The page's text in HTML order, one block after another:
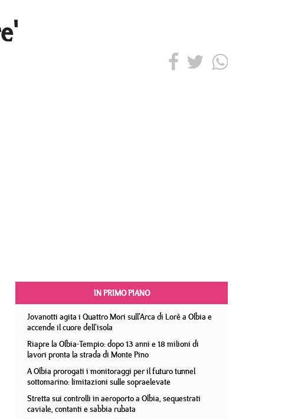
IN PRIMO PIANO
Jovanotti agita i Quattro Mori sull'Arca di Lorè a Olbia e
accende il cuore dell'isola
Riapre la Olbia-Tempio: dopo 13 anni e 18 milioni di
lavori pronta la strada di Monte Pino
A Olbia prorogati i monitoraggi per il futuro tunnel
sottomarino: limitazioni sulle sopraelevate
Stretta sui controlli in aeroporto a Olbia, sequestrati
caviale, contanti e sabbia rubata